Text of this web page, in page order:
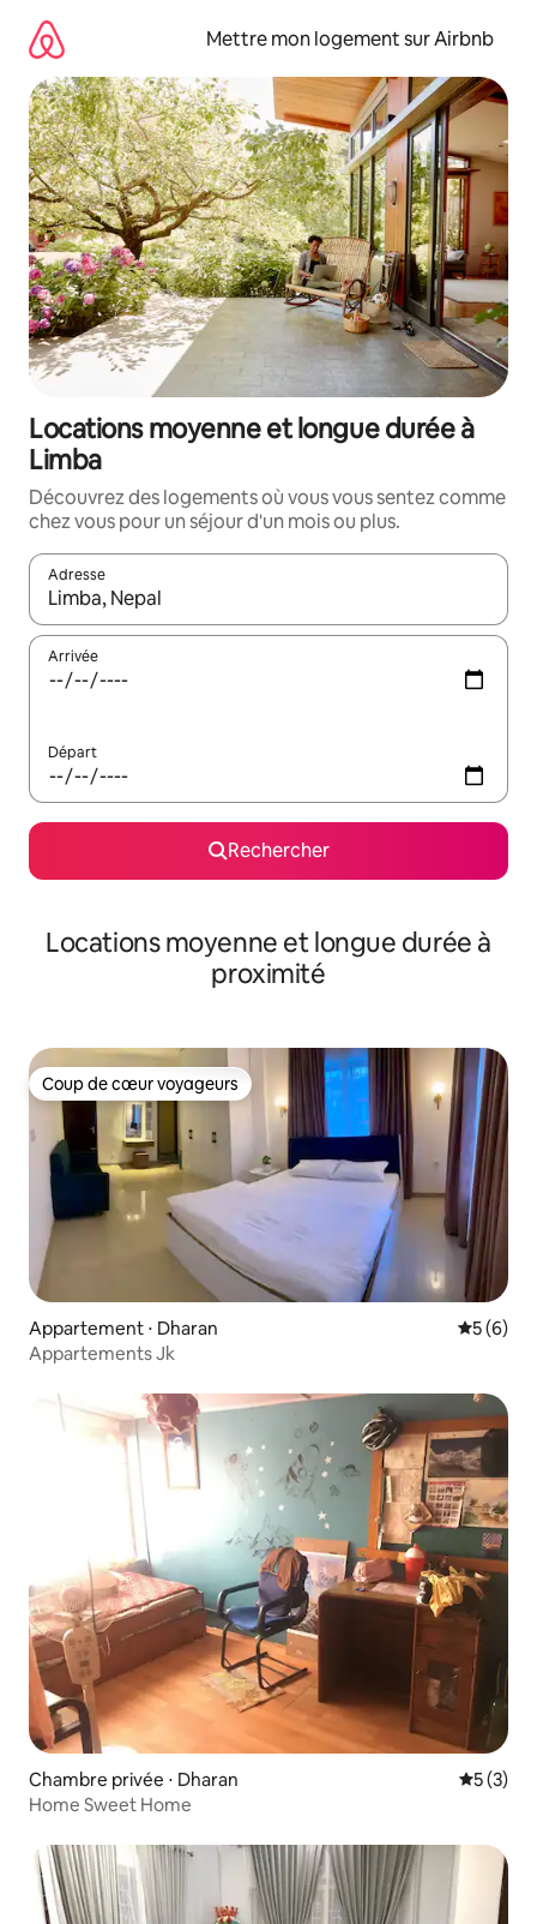
directement
contenu
Mettre mon logement sur Airbnb
Locations moyenne et longue durée à
Limba
Découvrez des logements où vous vous sentez comme
chez vous pour un séjour d'un mois ou plus.
Adresse
Lorsque les résultats s'affichent, utilisez les flèches vers le
Arrivée
Départ
Rechercher
Locations moyenne et longue durée à
proximité
Coup de cœur voyageurs
Coup de cœur voyageurs
Appartement ⋅ Dharan
5 (6)
Appartements Jk
Chambre privée ⋅ Dharan
5 (3)
Home Sweet Home